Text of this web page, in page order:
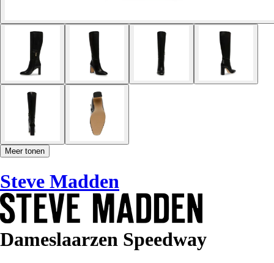
Meer tonen
Steve Madden
Dameslaarzen Speedway